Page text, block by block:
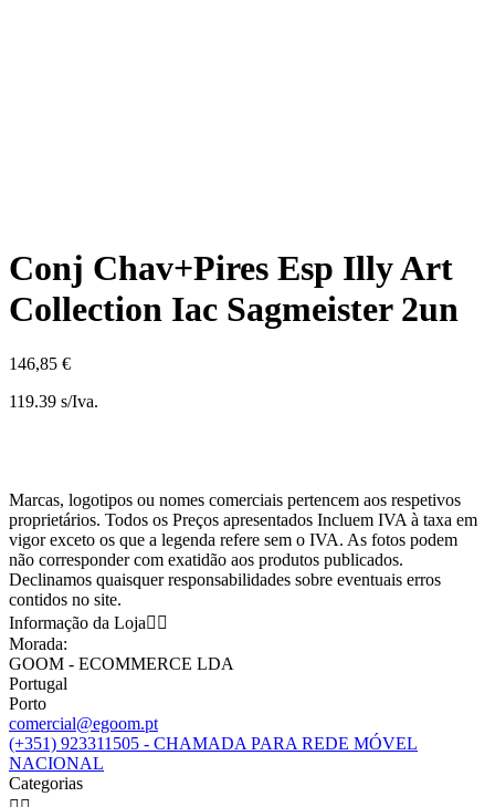
Conj Chav+Pires Esp Illy Art
Collection Iac Sagmeister 2un
146,85 €
119.39 s/Iva.
Marcas, logotipos ou nomes comerciais pertencem aos respetivos
proprietários. Todos os Preços apresentados Incluem IVA à taxa em
vigor exceto os que a legenda refere sem o IVA. As fotos podem
não corresponder com exatidão aos produtos publicados.
Declinamos quaisquer responsabilidades sobre eventuais erros
contidos no site.
Informação da Loja 
Morada:
GOOM - ECOMMERCE LDA
Portugal
Porto
comercial@egoom.pt
(+351) 923311505 - CHAMADA PARA REDE MÓVEL
NACIONAL
Categorias